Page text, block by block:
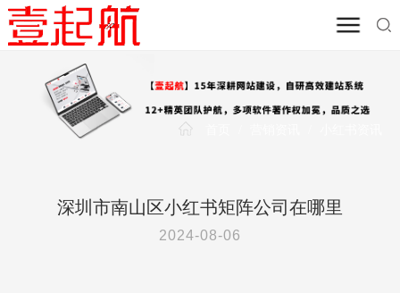
深圳市南山区小红书矩阵公司在哪里
2024-08-06